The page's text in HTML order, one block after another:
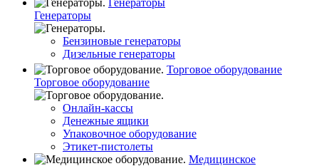
Генераторы
Генераторы
Бензиновые генераторы
Дизельные генераторы
Торговое оборудование
Торговое оборудование
Онлайн-кассы
Денежные ящики
Упаковочное оборудование
Этикет-пистолеты
Медицинское